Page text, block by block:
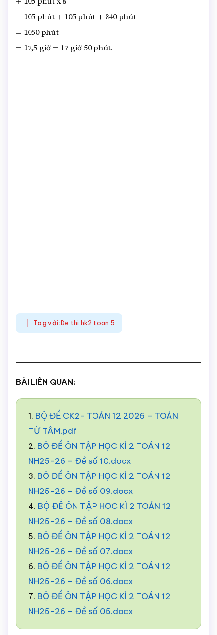
= 105 phút + 105 phút + 840 phút
= 1050 phút
= 17,5 giờ = 17 giờ 50 phút.
Tag với:De thi hk2 toan 5
BÀI LIÊN QUAN:
1. BỘ ĐỀ CK2- TOÁN 12 2026 – TOÁN
TỪ TÂM.pdf
2. BỘ ĐỀ ÔN TẬP HỌC KÌ 2 TOÁN 12
NH25-26 – Đề số 10.docx
3. BỘ ĐỀ ÔN TẬP HỌC KÌ 2 TOÁN 12
NH25-26 – Đề số 09.docx
4. BỘ ĐỀ ÔN TẬP HỌC KÌ 2 TOÁN 12
NH25-26 – Đề số 08.docx
5. BỘ ĐỀ ÔN TẬP HỌC KÌ 2 TOÁN 12
NH25-26 – Đề số 07.docx
6. BỘ ĐỀ ÔN TẬP HỌC KÌ 2 TOÁN 12
NH25-26 – Đề số 06.docx
7. BỘ ĐỀ ÔN TẬP HỌC KÌ 2 TOÁN 12
NH25-26 – Đề số 05.docx